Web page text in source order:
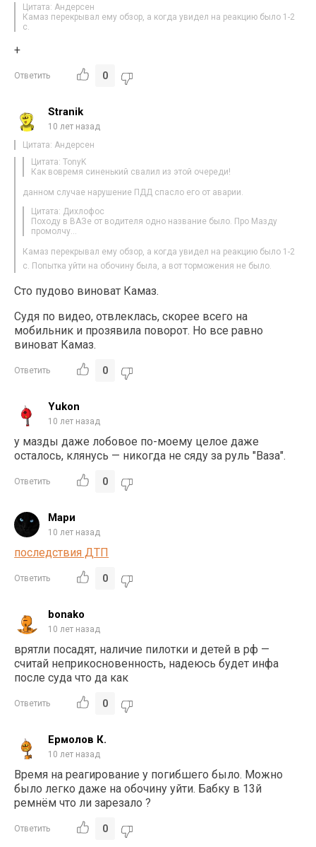
Цитата: Андерсен
Камаз перекрывал ему обзор, а когда увидел на реакцию было 1-2
с.
+
Ответить 0
Stranik
10 лет назад
Цитата: Андерсен
Цитата: TonyK
Как вовремя синенький свалил из этой очереди!
данном случае нарушение ПДД спасло его от аварии.
Цитата: Дихлофос
Походу в ВАЗе от водителя одно название было. Про Мазду
промолчу…
Камаз перекрывал ему обзор, а когда увидел на реакцию было 1-2
с. Попытка уйти на обочину была, а вот торможения не было.
Сто пудово виноват Камаз.
Судя по видео, отвлеклась, скорее всего на
мобильник и прозявила поворот. Но все равно
виноват Камаз.
Ответить 0
Yukon
10 лет назад
у мазды даже лобовое по-моему целое даже
осталось, клянусь — никогда не сяду за руль "Ваза".
Ответить 0
Мари
10 лет назад
последствия ДТП
Ответить 0
bonako
10 лет назад
врятли посадят, наличие пилотки и детей в рф —
считай неприкосновенность, надеюсь будет инфа
после суда что да как
Ответить 0
Ермолов К.
10 лет назад
Время на реагирование у погибшего было. Можно
было легко даже на обочину уйти. Бабку в 13й
ремнём что ли зарезало ?
Ответить 0